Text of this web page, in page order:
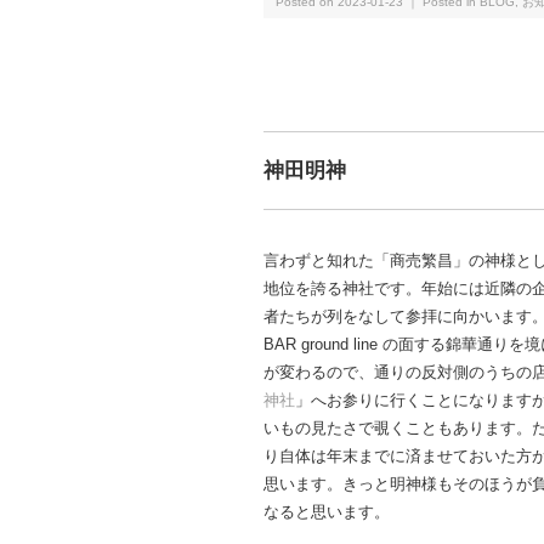
神田明神
言わずと知れた「商売繁昌」の神様と
地位を誇る神社です。年始には近隣の
者たちが列をなして参拝に向かいます
BAR ground line の面する錦華通りを
が変わるので、通りの反対側のうちの
神社 」へお参りに行くことになります
いもの見たさで覗くこともあります。
り自体は年末までに済ませておいた方
思います。きっと明神様もそのほうが
なると思います。